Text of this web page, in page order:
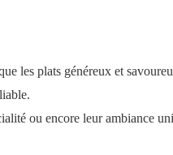
les plats généreux et
ou encore leur ambiance